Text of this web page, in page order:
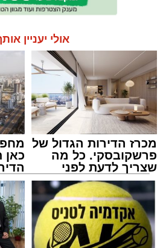
אולי יעניין
מכרז הדירות הגדול של
פרשקובסקי. כל מה
שצריך לדעת לפני
שמגישים הצעה לדירה
באשדוד
כאן